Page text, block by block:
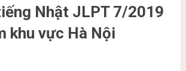
Nhật JLPT 7/2019
khu vực Hà Nội